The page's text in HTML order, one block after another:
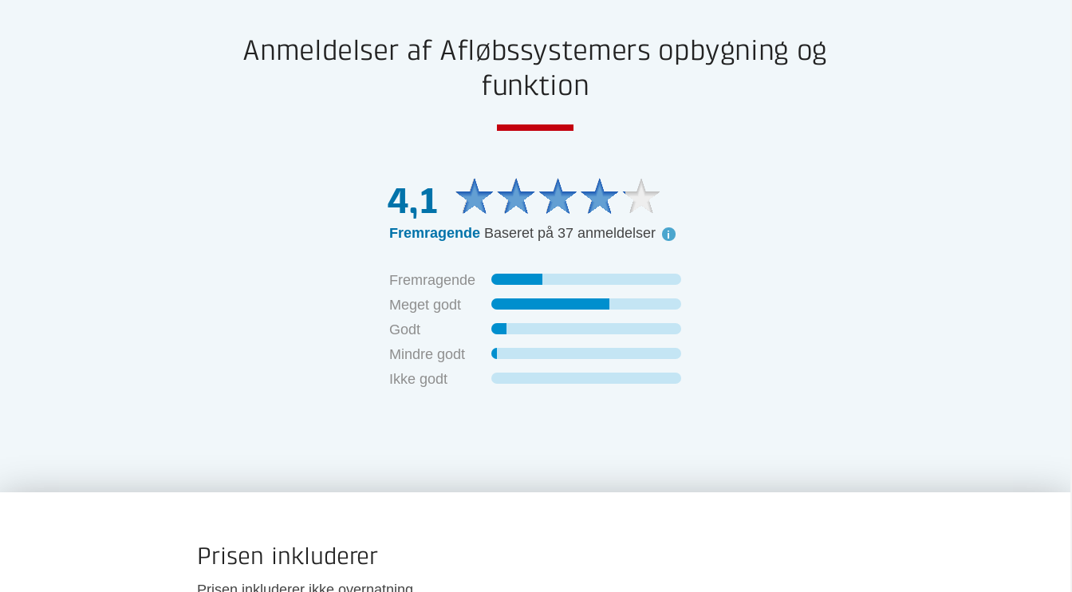
Anmeldelser af Afløbssystemers opbygning og
funktion
4,1
Fremragende Baseret på 37 anmeldelser
Fremragende
Meget godt
Godt
Mindre godt
Ikke godt
Prisen inkluderer